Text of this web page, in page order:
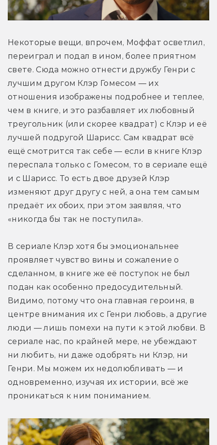
Некоторые вещи, впрочем, Моффат осветлил,
переиграл и подал в ином, более приятном
свете. Сюда можно отнести дружбу Генри с
лучшим другом Клэр Гомесом — их
отношения изображены подробнее и теплее,
чем в книге, и это разбавляет их любовный
треугольник (или скорее квадрат) с Клэр и её
лучшей подругой Шарисс. Сам квадрат всё
ещё смотрится так себе — если в книге Клэр
переспала только с Гомесом, то в сериале ещё
и с Шарисс. То есть двое друзей Клэр
изменяют друг другу с ней, а она тем самым
предаёт их обоих, при этом заявляя, что
«никогда бы так не поступила».
В сериале Клэр хотя бы эмоциональнее
проявляет чувство вины и сожаление о
сделанном, в книге же её поступок не был
подан как особенно предосудительный.
Видимо, потому что она главная героиня, в
центре внимания их с Генри любовь, а другие
люди — лишь помехи на пути к этой любви. В
сериале нас, по крайней мере, не убеждают
ни любить, ни даже одобрять ни Клэр, ни
Генри. Мы можем их недолюбливать — и
одновременно, изучая их истории, всё же
проникаться к ним пониманием.